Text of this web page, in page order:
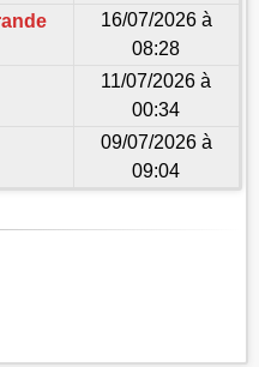
16/07/2026 à
08:28
11/07/2026 à
00:34
09/07/2026 à
09:04